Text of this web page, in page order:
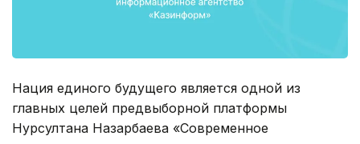
Нация единого будущего является одной из
главных целей предвыборной платформы
Нурсултана Назарбаева «Современное